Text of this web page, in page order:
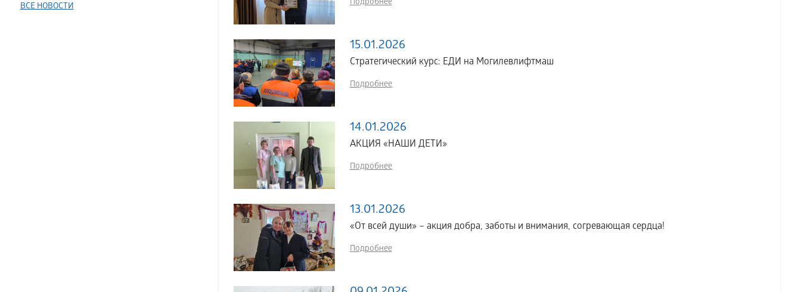
ВСЕ НОВОСТИ Подробнее
15.01.2026
Стратегический курс: ЕДИ на Могилевлифтмаш
Подробнее
14.01.2026
АКЦИЯ «НАШИ ДЕТИ»
Подробнее
13.01.2026
«От всей души» – акция добра, заботы и внимания, согревающая сердца!
Подробнее